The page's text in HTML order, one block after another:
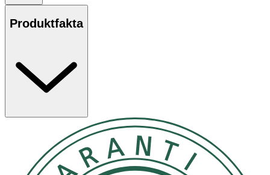
förnyelseprocess, hjälper SOQU Peptide Serum även till
att reducera synligheten av fina linjer och ojämnheter.
Efter toner, applicera 2-3 pumpar av serumet i ansiktet
och massera försiktigt.
Förvara på en något sval plats, borta från direkt solljus.
OK för gravida och ammande:
Produktfakta